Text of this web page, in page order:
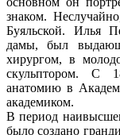
знаком.
Буяльской. Илья
дамы, был
хирургом, в
скульптором. С
анатомию в
академиком.
В период
было создано